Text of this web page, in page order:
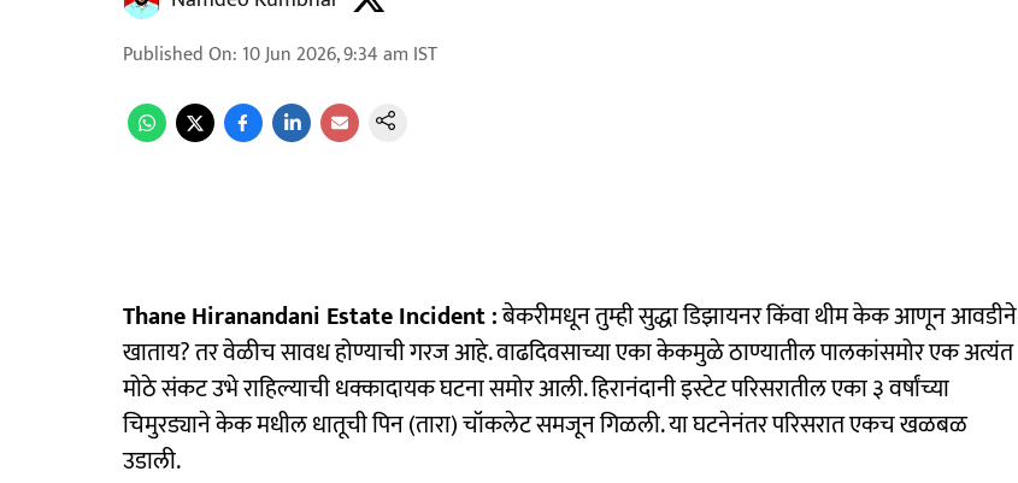
Published On: 10 Jun 2026, 9:34 am IST
Thane Hiranandani Estate Incident :बेकरीमधून तुम्ही सुद्धा डिझायनर किंवा थीम केक आणून आवडीने
खाताय? तर वेळीच सावध होण्याची गरज आहे. वाढदिवसाच्या एका केकमुळे ठाण्यातील पालकांसमोर एक अत्यंत
मोठे संकट उभे राहिल्याची धक्कादायक घटना समोर आली. हिरानंदानी इस्टेट परिसरातील एका ३ वर्षांच्या
चिमुरड्याने केक मधील धातूची पिन (तारा) चॉकलेट समजून गिळली. या घटनेनंतर परिसरात एकच खळबळ
उडाली.